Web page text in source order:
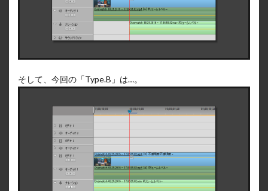
そして、今回の「Type.B」は…。